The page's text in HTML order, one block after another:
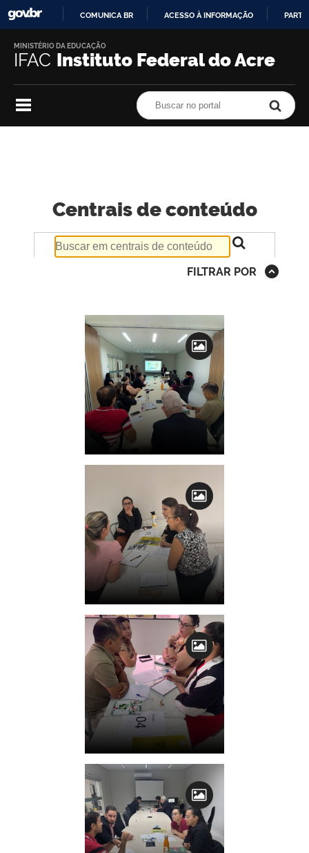
O
COMUNICA BR ACESSO À INFORMAÇÃO
IFAC Instituto Federal do Acre
MINISTÉRIO DA EDUCAÇÃO
Buscar no portal
Centrais de conteúdo
FILTRAR POR